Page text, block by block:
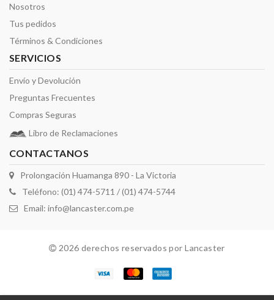
Nosotros
Tus pedidos
Términos & Condiciones
SERVICIOS
Envío y Devolución
Preguntas Frecuentes
Compras Seguras
Libro de Reclamaciones
CONTACTANOS
Prolongación Huamanga 890 - La Victoria
Teléfono: (01) 474-5711 / (01) 474-5744
Email: info@lancaster.com.pe
2026 derechos reservados por Lancaster